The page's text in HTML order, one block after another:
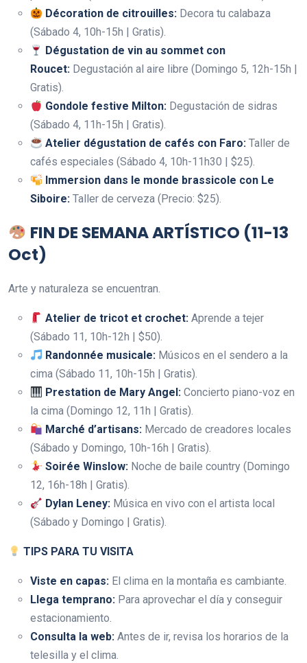
Décoration de citrouilles: Decora tu calabaza
(Sábado 4, 10h-15h | Gratis).
Dégustation de vin au sommet con
Roucet: Degustación al aire libre (Domingo 5, 12h-15h |
Gratis).
Gondole festive Milton: Degustación de sidras
(Sábado 4, 11h-15h | Gratis).
Atelier dégustation de cafés con Faro: Taller de
cafés especiales (Sábado 4, 10h-11h30 | $25).
Immersion dans le monde brassicole con Le
Siboire: Taller de cerveza (Precio: $25).
FIN DE SEMANA ARTÍSTICO (11-13
Oct)
Arte y naturaleza se encuentran.
Atelier de tricot et crochet: Aprende a tejer
(Sábado 11, 10h-12h | $50).
Randonnée musicale: Músicos en el sendero a la
cima (Sábado 11, 10h-15h | Gratis).
Prestation de Mary Angel: Concierto piano-voz en
la cima (Domingo 12, 11h | Gratis).
Marché d’artisans: Mercado de creadores locales
(Sábado y Domingo, 10h-16h | Gratis).
Soirée Winslow: Noche de baile country (Domingo
12, 16h-18h | Gratis).
Dylan Leney: Música en vivo con el artista local
(Sábado y Domingo | Gratis).
TIPS PARA TU VISITA
Viste en capas: El clima en la montaña es cambiante.
Llega temprano: Para aprovechar el día y conseguir
estacionamiento.
Consulta la web: Antes de ir, revisa los horarios de la
telesilla y el clima.